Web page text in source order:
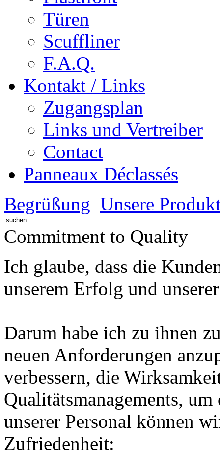
Türen
Scuffliner
F.A.Q.
Kontakt / Links
Zugangsplan
Links und Vertreiber
Contact
Panneaux Déclassés
Begrüßung Unsere
Commitment to Quality
Ich glaube, dass die
unserem Erfolg und unserer
Darum habe ich zu ihnen
neuen Anforderungen
verbessern, die
Qualitätsmanagements, um
unserer Personal können
Zufriedenheit: